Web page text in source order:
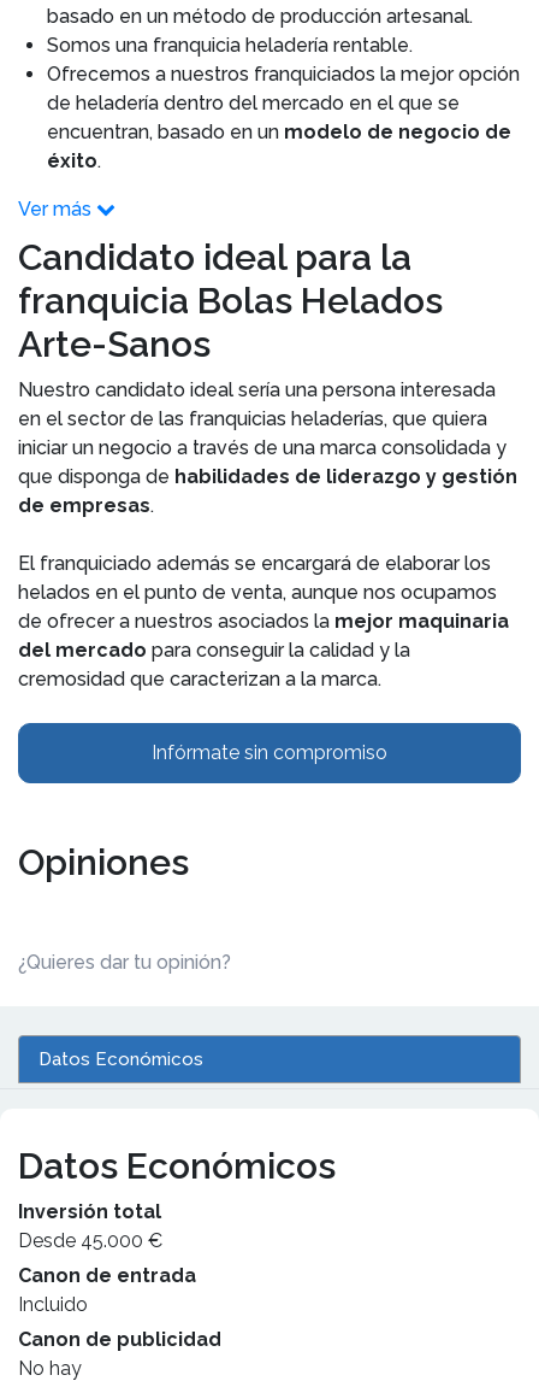
basado en un método de producción artesanal.
Somos una franquicia heladería rentable.
Ofrecemos a nuestros franquiciados la mejor opción
de heladería dentro del mercado en el que se
encuentran, basado en un modelo de negocio de
éxito.
Ver más
Candidato ideal para la
franquicia Bolas Helados
Arte-Sanos
Nuestro candidato ideal sería una persona interesada
en el sector de las franquicias heladerías, que quiera
iniciar un negocio a través de una marca consolidada y
que disponga de habilidades de liderazgo y gestión
de empresas.
El franquiciado además se encargará de elaborar los
helados en el punto de venta, aunque nos ocupamos
de ofrecer a nuestros asociados la mejor maquinaria
del mercado para conseguir la calidad y la
cremosidad que caracterizan a la marca.
Infórmate sin compromiso
Opiniones
¿Quieres dar tu opinión?
Datos Económicos
Datos Económicos
Inversión total
Desde 45.000 €
Canon de entrada
Incluido
Canon de publicidad
No hay